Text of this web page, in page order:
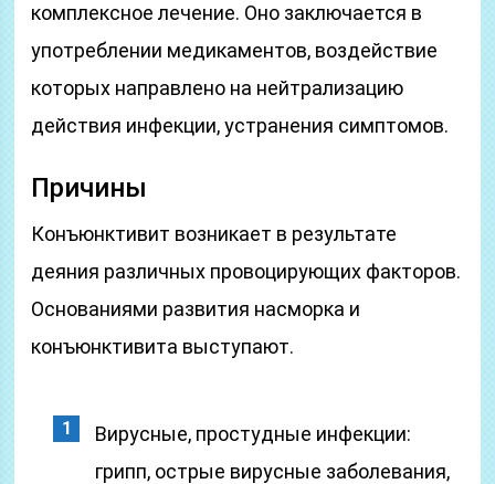
комплексное лечение. Оно заключается в
употреблении медикаментов, воздействие
которых направлено на нейтрализацию
действия инфекции, устранения симптомов.
Причины
Конъюнктивит возникает в результате
деяния различных провоцирующих факторов.
Основаниями развития насморка и
конъюнктивита выступают.
Вирусные, простудные инфекции:
грипп, острые вирусные заболевания,